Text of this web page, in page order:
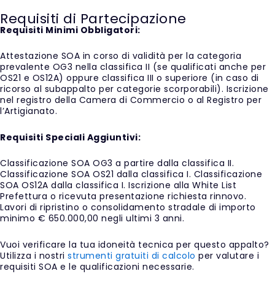
Requisiti di Partecipazione
Requisiti Minimi Obbligatori:
Attestazione SOA in corso di validità per la categoria
prevalente OG3 nella classifica II (se qualificati anche per
OS21 e OS12A) oppure classifica III o superiore (in caso di
ricorso al subappalto per categorie scorporabili). Iscrizione
nel registro della Camera di Commercio o al Registro per
l’Artigianato.
Requisiti Speciali Aggiuntivi:
Classificazione SOA OG3 a partire dalla classifica II.
Classificazione SOA OS21 dalla classifica I. Classificazione
SOA OS12A dalla classifica I. Iscrizione alla White List
Prefettura o ricevuta presentazione richiesta rinnovo.
Lavori di ripristino o consolidamento stradale di importo
minimo € 650.000,00 negli ultimi 3 anni.
Vuoi verificare la tua idoneità tecnica per questo appalto?
Utilizza i nostri strumenti gratuiti di calcolo per valutare i
requisiti SOA e le qualificazioni necessarie.